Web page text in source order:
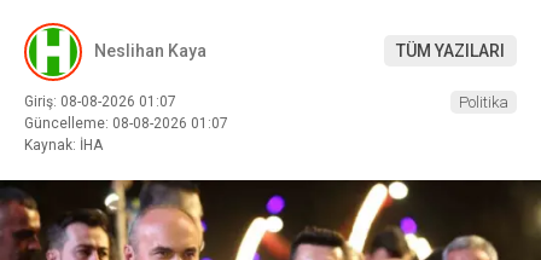
Neslihan Kaya TÜM YAZILARI
Giriş: 08-08-2026 01:07
Güncelleme: 08-08-2026 01:07
Kaynak: İHA
Politika